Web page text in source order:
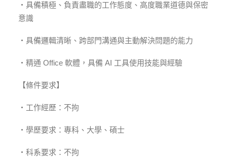
・具備積極、負責盡職的工作態度、高度職業道德與保密
意識
・具備邏輯清晰、跨部門溝通與主動解決問題的能力
・精通 Office 軟體，具備 AI 工具使用技能與經驗
【條件要求】
・工作經歷：不拘
・學歷要求：專科、大學、碩士
・科系要求：不拘